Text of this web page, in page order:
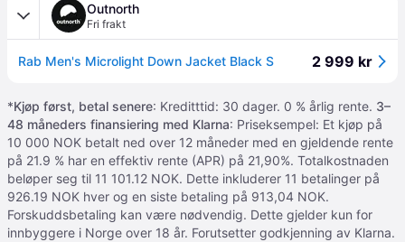
Outnorth
Fri frakt
Rab Men's Microlight Down Jacket Black S 2 999 kr
*Kjøp først, betal senere: Kreditttid: 30 dager. 0 % årlig rente. 3–
48 måneders finansiering med Klarna: Priseksempel: Et kjøp på
10 000 NOK betalt ned over 12 måneder med en gjeldende rente
på 21.9 % har en effektiv rente (APR) på 21,90%. Totalkostnaden
beløper seg til 11 101.12 NOK. Dette inkluderer 11 betalinger på
926.19 NOK hver og en siste betaling på 913,04 NOK.
Forskuddsbetaling kan være nødvendig. Dette gjelder kun for
innbyggere i Norge over 18 år. Forutsetter godkjenning av Klarna.